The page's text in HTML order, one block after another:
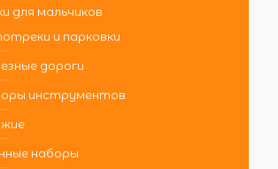
для мальчиков
и парковки
дороги
инструментов
наборы